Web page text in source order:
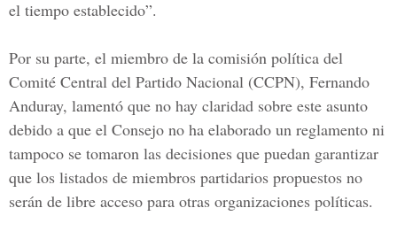
el tiempo establecido”.
Por su parte, el miembro de la comisión política del
Comité Central del Partido Nacional (CCPN), Fernando
Anduray, lamentó que no hay claridad sobre este asunto
debido a que el Consejo no ha elaborado un reglamento ni
tampoco se tomaron las decisiones que puedan garantizar
que los listados de miembros partidarios propuestos no
serán de libre acceso para otras organizaciones políticas.